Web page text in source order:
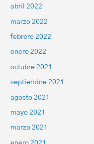
abril 2022
marzo 2022
febrero 2022
enero 2022
octubre 2021
septiembre 2021
agosto 2021
mayo 2021
marzo 2021